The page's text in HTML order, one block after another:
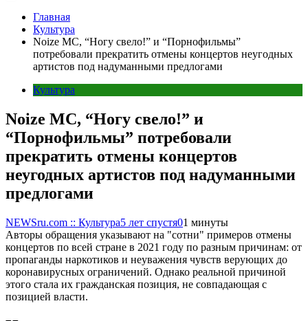
Главная
Культура
Noize MC, “Ногу свело!” и “Порнофильмы”
потребовали прекратить отмены концертов неугодных
артистов под надуманными предлогами
Культура
Noize MC, “Ногу свело!” и
“Порнофильмы” потребовали
прекратить отмены концертов
неугодных артистов под надуманными
предлогами
NEWSru.com :: Культура5 лет спустя01 минуты
Авторы обращения указывают на "сотни" примеров отмены
концертов по всей стране в 2021 году по разным причинам: от
пропаганды наркотиков и неуважения чувств верующих до
коронавирусных ограничений. Однако реальной причиной
этого стала их гражданская позиция, не совпадающая с
позицией власти.